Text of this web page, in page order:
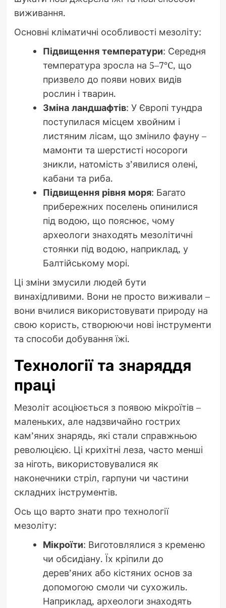
виживання.
Основні кліматичні особливості мезоліту:
Підвищення температури: Середня
температура зросла на 5–7°C, що
призвело до появи нових видів
рослин і тварин.
Зміна ландшафтів: У Європі тундра
поступилася місцем хвойним і
листяним лісам, що змінило фауну –
мамонти та шерстисті носороги
зникли, натомість з’явилися олені,
кабани та риба.
Підвищення рівня моря: Багато
прибережних поселень опинилися
під водою, що пояснює, чому
археологи знаходять мезолітичні
стоянки під водою, наприклад, у
Балтійському морі.
Ці зміни змусили людей бути
винахідливими. Вони не просто виживали –
вони вчилися використовувати природу на
свою користь, створюючи нові інструменти
та способи добування їжі.
Технології та знаряддя
праці
Мезоліт асоціюється з появою мікроїтів –
маленьких, але надзвичайно гострих
кам’яних знарядь, які стали справжньою
революцією. Ці крихітні леза, часто менші
за ніготь, використовувалися як
наконечники стріл, гарпуни чи частини
складних інструментів.
Ось що варто знати про технології
мезоліту:
Мікроїти: Виготовлялися з кременю
чи обсидіану. Їх кріпили до
дерев’яних або кістяних основ за
допомогою смоли чи сухожиль.
Наприклад, археологи знаходять